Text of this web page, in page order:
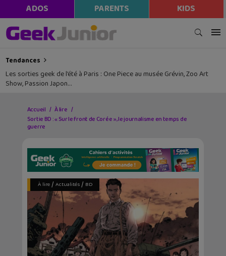
ADOS PARENTS KIDS
Tendances
Les sorties geek de l’été à Paris : One Piece au musée Grévin, Zoo Art
Show, Passion Japon…
Accueil
À lire
Sortie BD : « Sur le front de Corée », le journalisme en temps de
guerre
À lire/ Actualités/ BD